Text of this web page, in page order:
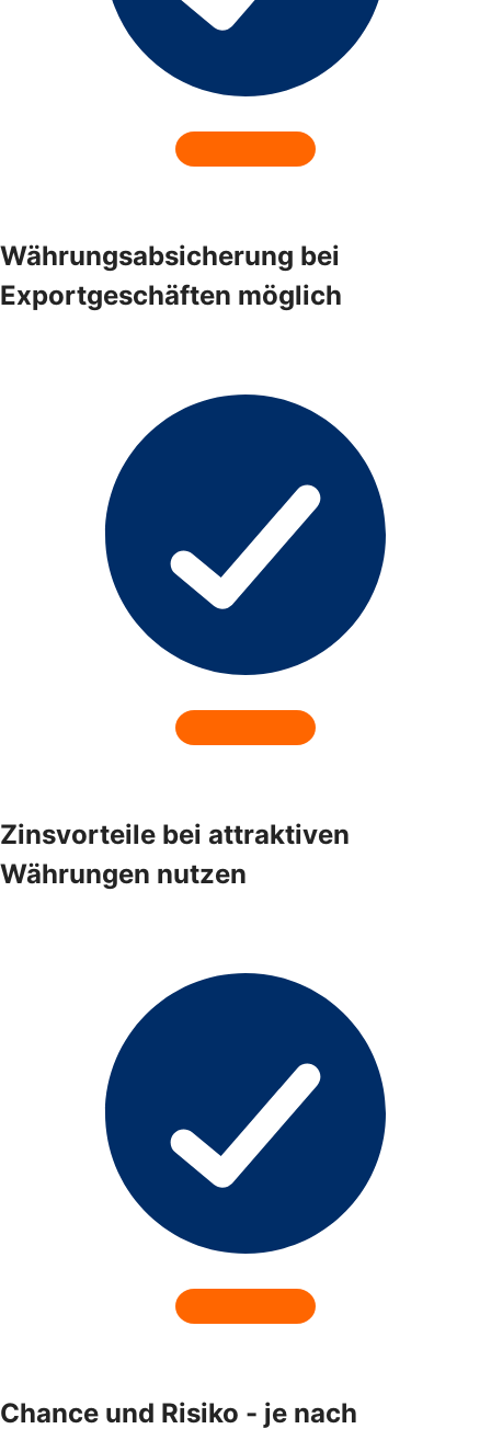
Währungsabsicherung bei
Exportgeschäften möglich
Zinsvorteile bei attraktiven
Währungen nutzen
Chance und Risiko - je nach